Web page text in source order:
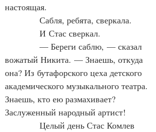
настоящая.
Сабля, ребята, сверкала.
И Стас сверкал.
— Береги саблю, — сказал
вожатый Никита. — Знаешь, откуда
она? Из бутафорского цеха детского
академического музыкального театра.
Знаешь, кто ею размахивает?
Заслуженный народный артист!
Целый день Стас Комлев